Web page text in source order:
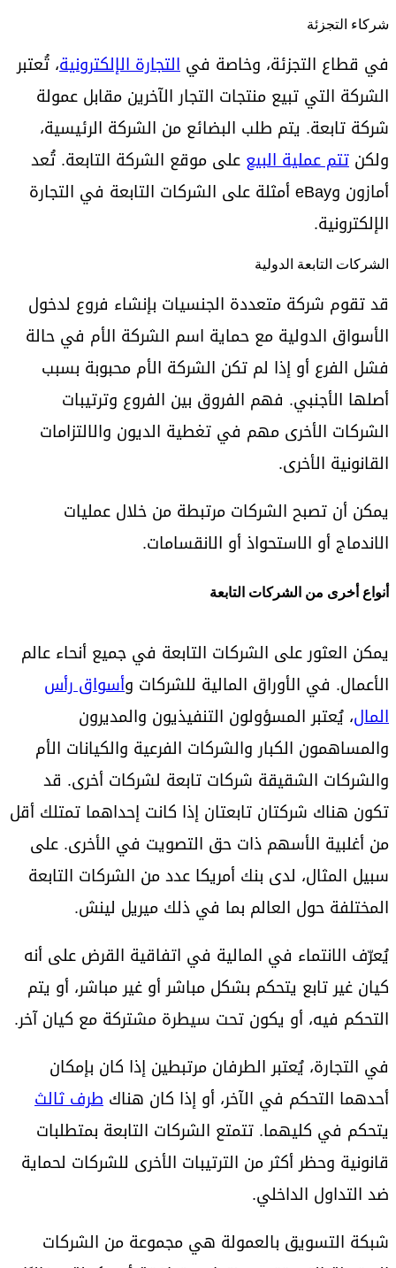
شركاء التجزئة
في قطاع التجزئة، وخاصة في التجارة الإلكترونية، تُعتبر
الشركة التي تبيع منتجات التجار الآخرين مقابل عمولة
شركة تابعة. يتم طلب البضائع من الشركة الرئيسية،
ولكن تتم عملية البيع على موقع الشركة التابعة. تُعد
أمازون وeBay أمثلة على الشركات التابعة في التجارة
الإلكترونية.
الشركات التابعة الدولية
قد تقوم شركة متعددة الجنسيات بإنشاء فروع لدخول
الأسواق الدولية مع حماية اسم الشركة الأم في حالة
فشل الفرع أو إذا لم تكن الشركة الأم محبوبة بسبب
أصلها الأجنبي. فهم الفروق بين الفروع وترتيبات
الشركات الأخرى مهم في تغطية الديون والالتزامات
القانونية الأخرى.
يمكن أن تصبح الشركات مرتبطة من خلال عمليات
الاندماج أو الاستحواذ أو الانقسامات.
أنواع أخرى من الشركات التابعة
يمكن العثور على الشركات التابعة في جميع أنحاء عالم
الأعمال. في الأوراق المالية للشركات وأسواق رأس
المال، يُعتبر المسؤولون التنفيذيون والمديرون
والمساهمون الكبار والشركات الفرعية والكيانات الأم
والشركات الشقيقة شركات تابعة لشركات أخرى. قد
تكون هناك شركتان تابعتان إذا كانت إحداهما تمتلك أقل
من أغلبية الأسهم ذات حق التصويت في الأخرى. على
سبيل المثال، لدى بنك أمريكا عدد من الشركات التابعة
المختلفة حول العالم بما في ذلك ميريل لينش.
يُعرّف الانتماء في المالية في اتفاقية القرض على أنه
كيان غير تابع يتحكم بشكل مباشر أو غير مباشر، أو يتم
التحكم فيه، أو يكون تحت سيطرة مشتركة مع كيان آخر.
في التجارة، يُعتبر الطرفان مرتبطين إذا كان بإمكان
أحدهما التحكم في الآخر، أو إذا كان هناك طرف ثالث
يتحكم في كليهما. تتمتع الشركات التابعة بمتطلبات
قانونية وحظر أكثر من الترتيبات الأخرى للشركات لحماية
ضد التداول الداخلي.
شبكة التسويق بالعمولة هي مجموعة من الشركات